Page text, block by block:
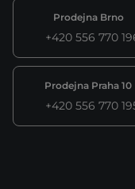
Prodejna Brno
+420 556 770
Prodejna Praha 10
+420 556 770